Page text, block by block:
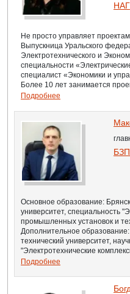
НАГ
Не просто управляет
Выпускница Уральского
Электротехнического и
специальности
специалист «Экономики и
Более 10 лет занимается
Подробнее
Основное образование:
университет, специальность
промышленных установок и
Дополнительное
технический университет,
"Электротехнические
Подробнее